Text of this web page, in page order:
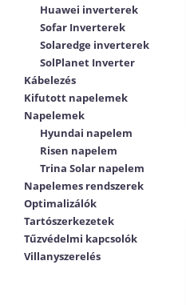
Huawei inverterek
Sofar Inverterek
Solaredge inverterek
SolPlanet Inverter
Kábelezés
Kifutott napelemek
Napelemek
Hyundai napelem
Risen napelem
Trina Solar napelem
Napelemes rendszerek
Optimalizálók
Tartószerkezetek
Tűzvédelmi kapcsolók
Villanyszerelés